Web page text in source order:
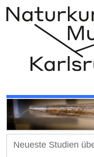
Neueste Studien